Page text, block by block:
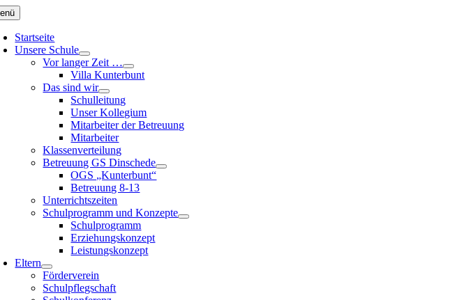
Zum
Inhalt
springen
Startseite
Unsere Schule
Vor langer Zeit …
Villa Kunterbunt
Das sind wir
Schulleitung
Unser Kollegium
Mitarbeiter der Betreuung
Mitarbeiter
Klassenverteilung
Betreuung GS Dinschede
OGS „Kunterbunt“
Betreuung 8-13
Unterrichtszeiten
Schulprogramm und Konzepte
Schulprogramm
Erziehungskonzept
Leistungskonzept
Eltern
Förderverein
Schulpflegschaft